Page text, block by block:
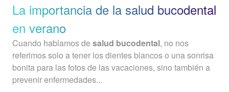
La importancia de la salud bucodental
en verano
Cuando hablamos de salud bucodental, no nos
referimos solo a tener los dientes blancos o una sonrisa
bonita para las fotos de las vacaciones, sino también a
prevenir enfermedades...